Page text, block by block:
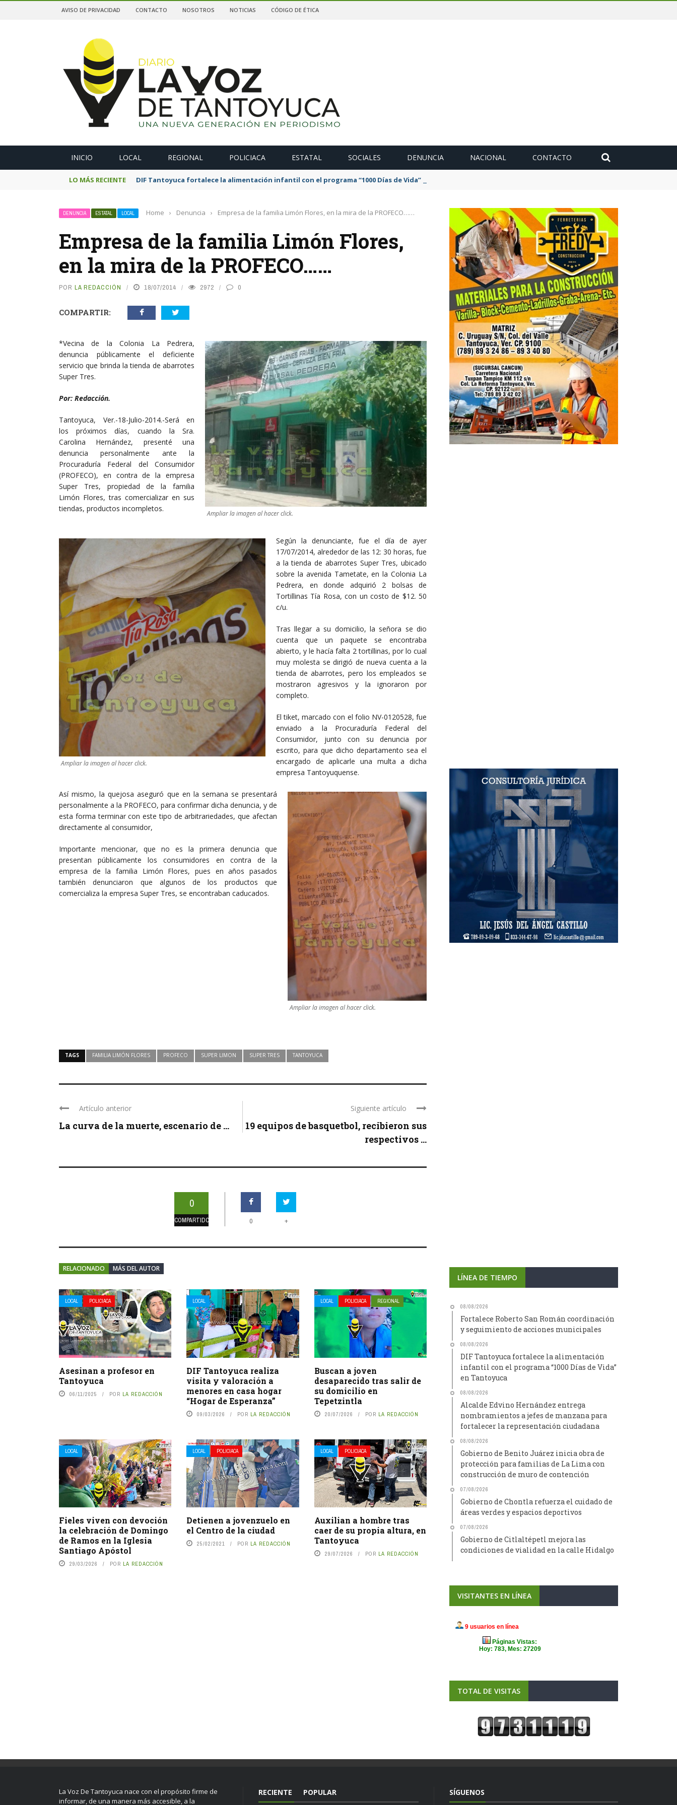
AVISO DE PRIVACIDAD CONTACTO NOSOTROS NOTICIAS CÓDIGO DE ÉTICA
INICIO LOCAL REGIONAL POLICIACA ESTATAL SOCIALES DENUNCIA NACIONAL CONTACTO
LO MÁS RECIENTE DIF Tantoyuca fortalece la alimentación infantil con el programa “1000 Días de Vida” en Tantoyuca
DENUNCIA ESTATAL LOCAL Home › Denuncia › Empresa de la familia Limón Flores, en la mira de la PROFECO……
Empresa de la familia Limón Flores,
en la mira de la PROFECO……
POR LA REDACCIÓN 18/07/2014 2972 0
COMPARTIR:
Ampliar la imagen al hacer click.
*Vecina de la Colonia La Pedrera,
denuncia públicamente el deficiente
servicio que brinda la tienda de abarrotes
Super Tres.
Por: Redacción.
Tantoyuca, Ver.-18-Julio-2014.-Será en
los próximos días, cuando la Sra.
Carolina Hernández, presenté una
denuncia personalmente ante la
Procuraduría Federal del Consumidor
(PROFECO), en contra de la empresa
Super Tres, propiedad de la familia
Limón Flores, tras comercializar en sus
tiendas, productos incompletos.
Ampliar la imagen al hacer click.
Según la denunciante, fue el día de ayer
17/07/2014, alrededor de las 12: 30 horas, fue
a la tienda de abarrotes Super Tres, ubicado
sobre la avenida Tametate, en la Colonia La
Pedrera, en donde adquirió 2 bolsas de
Tortillinas Tía Rosa, con un costo de $12. 50
c/u.
Tras llegar a su domicilio, la señora se dio
cuenta que un paquete se encontraba
abierto, y le hacía falta 2 tortillinas, por lo cual
muy molesta se dirigió de nueva cuenta a la
tienda de abarrotes, pero los empleados se
mostraron agresivos y la ignoraron por
completo.
El tiket, marcado con el folio NV-0120528, fue
enviado a la Procuraduría Federal del
Consumidor, junto con su denuncia por
escrito, para que dicho departamento sea el
encargado de aplicarle una multa a dicha
empresa Tantoyuquense.
Ampliar la imagen al hacer click.
Así mismo, la quejosa aseguró que en la semana se presentará
personalmente a la PROFECO, para confirmar dicha denuncia, y de
esta forma terminar con este tipo de arbitrariedades, que afectan
directamente al consumidor,
Importante mencionar, que no es la primera denuncia que
presentan públicamente los consumidores en contra de la
empresa de la familia Limón Flores, pues en años pasados
también denunciaron que algunos de los productos que
comercializa la empresa Super Tres, se encontraban caducados.
TAGS FAMILIA LIMÓN FLORES PROFECO SUPER LIMON SUPER TRES TANTOYUCA
Artículo anterior
La curva de la muerte, escenario de ...
Siguiente artículo
19 equipos de basquetbol, recibieron sus
respectivos ...
0
COMPARTIDOS 0 +
RELACIONADO MÁS DEL AUTOR
LOCAL POLICIACA
Asesinan a profesor en
Tantoyuca
06/11/2025 POR LA REDACCIÓN
LOCAL
DIF Tantoyuca realiza
visita y valoración a
menores en casa hogar
“Hogar de Esperanza”
09/03/2026 POR LA REDACCIÓN
LOCAL POLICIACA REGIONAL
Buscan a joven
desaparecido tras salir de
su domicilio en
Tepetzintla
20/07/2026 POR LA REDACCIÓN
LOCAL
Fieles viven con devoción
la celebración de Domingo
de Ramos en la Iglesia
Santiago Apóstol
29/03/2026 POR LA REDACCIÓN
LOCAL POLICIACA
Detienen a jovenzuelo en
el Centro de la ciudad
25/02/2021 POR LA REDACCIÓN
LOCAL POLICIACA
Auxilian a hombre tras
caer de su propia altura, en
Tantoyuca
29/07/2026 POR LA REDACCIÓN
LÍNEA DE TIEMPO
08/08/2026
Fortalece Roberto San Román coordinación
y seguimiento de acciones municipales
08/08/2026
DIF Tantoyuca fortalece la alimentación
infantil con el programa “1000 Días de Vida”
en Tantoyuca
08/08/2026
Alcalde Edvino Hernández entrega
nombramientos a jefes de manzana para
fortalecer la representación ciudadana
08/08/2026
Gobierno de Benito Juárez inicia obra de
protección para familias de La Lima con
construcción de muro de contención
07/08/2026
Gobierno de Chontla refuerza el cuidado de
áreas verdes y espacios deportivos
07/08/2026
Gobierno de Citlaltépetl mejora las
condiciones de vialidad en la calle Hidalgo
VISITANTES EN LÍNEA
TOTAL DE VISITAS
La Voz De Tantoyuca nace con el propósito firme de
informar, de una manera más accesible, a la
RECIENTE POPULAR SÍGUENOS